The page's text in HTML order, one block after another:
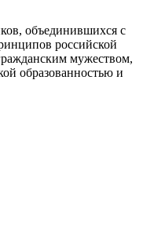
объединившихся с
российской
мужеством,
образованностью и